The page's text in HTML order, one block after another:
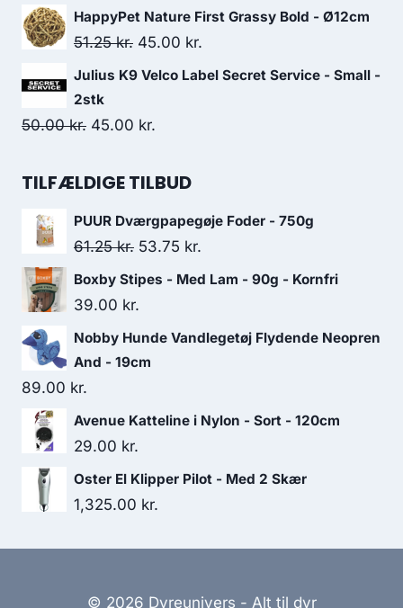
83.75 kr..72.50 kr..
oprindelige
pris
aktuelle
HappyPet Nature First Grassy Bold - Ø12cm
51.25kr. Den
oprindelige
var:
45.00 kr.
aktuelle
Julius K9 Velco Label Secret Service - Small -
2stk
50.00kr. Den
pris
50.00 kr..
45.00 kr.
pris
45.00 kr..
TILFÆLDIGE TILBUD
PUUR Dværgpapegøje Foder - 750g
61.25kr. Den
oprindelige
53.75 kr.
aktuelle
Boxby Stipes - Med Lam - 90g - Kornfri
39.00 kr.
Nobby Hunde Vandlegetøj Flydende Neopren
And - 19cm
89.00 kr.
Avenue Katteline i Nylon - Sort - 120cm
29.00 kr.
Oster El Klipper Pilot - Med 2 Skær
1,325.00 kr.
© 2026 Dyreunivers - Alt til dyr